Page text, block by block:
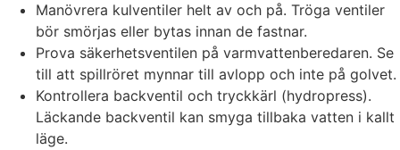
Manövrera kulventiler helt av och på. Tröga ventiler
bör smörjas eller bytas innan de fastnar.
Prova säkerhetsventilen på varmvattenberedaren. Se
till att spillröret mynnar till avlopp och inte på golvet.
Kontrollera backventil och tryckkärl (hydropress).
Läckande backventil kan smyga tillbaka vatten i kallt
läge.